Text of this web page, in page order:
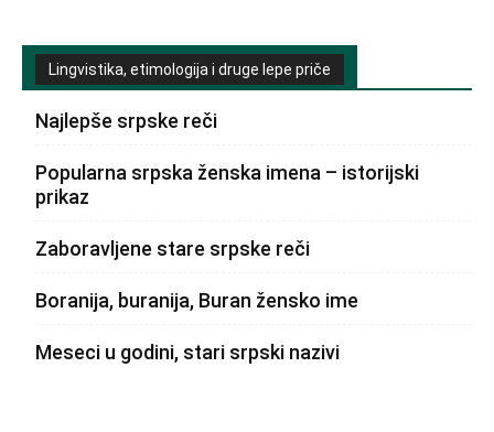
Lingvistika, etimologija i druge lepe priče
Najlepše srpske reči
Popularna srpska ženska imena – istorijski
prikaz
Zaboravljene stare srpske reči
Boranija, buranija, Buran žensko ime
Meseci u godini, stari srpski nazivi